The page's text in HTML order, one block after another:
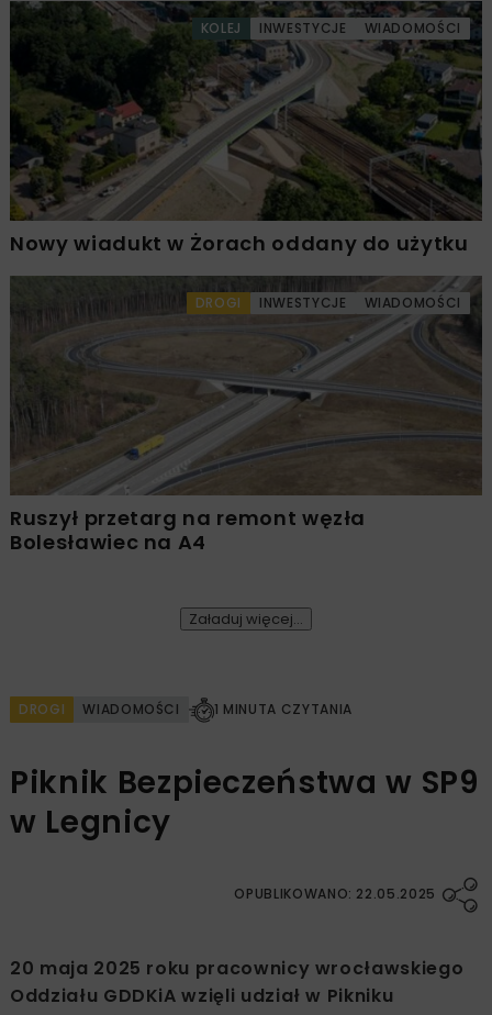
KOLEJ INWESTYCJE WIADOMOŚCI
Nowy wiadukt w Żorach oddany do użytku
DROGI INWESTYCJE WIADOMOŚCI
Ruszył przetarg na remont węzła
Bolesławiec na A4
Załaduj więcej...
DROGI WIADOMOŚCI 1 MINUTA CZYTANIA
Piknik Bezpieczeństwa w SP9
w Legnicy
OPUBLIKOWANO: 22.05.2025
20 maja 2025 roku pracownicy wrocławskiego
Oddziału GDDKiA wzięli udział w Pikniku